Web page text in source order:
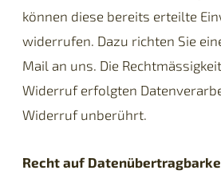
können diese bereits erteilte
widerrufen. Dazu richten Sie
Mail an uns. Die
Widerruf erfolgten
Widerruf unberührt.
Recht auf